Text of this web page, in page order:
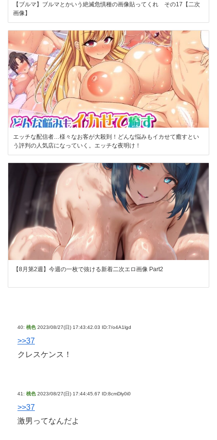
【ブルマ】ブルマとかいう絶滅危惧種の画像貼ってくれ その17【二次
画像】
エッチな配信者…様々なお客が大殺到！どんな悩みもイカせて癒すとい
う評判の人気店になっていく。エッチな夜明け！
【8月第2週】今週の一枚で抜ける新着二次エロ画像 Part2
40: 桃色 2023/08/27(日) 17:43:42.03 ID:7/o4A1lgd
>>37
クレスケンス！
41: 桃色 2023/08/27(日) 17:44:45.67 ID:8cmDly0i0
>>37
激男ってなんだよ